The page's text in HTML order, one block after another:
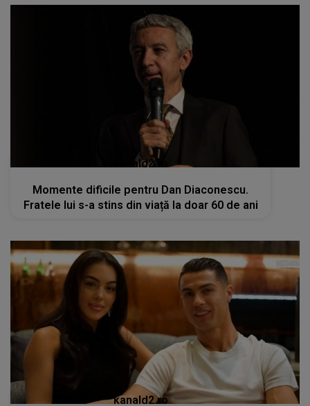
kanald2.ro
Momente dificile pentru Dan Diaconescu.
Fratele lui s-a stins din viață la doar 60 de ani
kanald2.ro